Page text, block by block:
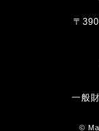
〒
一般
©